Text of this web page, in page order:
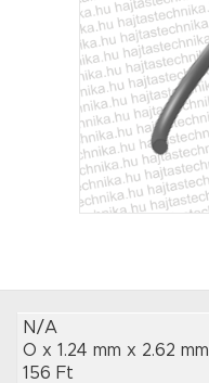
N/A
O x 1.24 mm x 2.62 mm
156 Ft